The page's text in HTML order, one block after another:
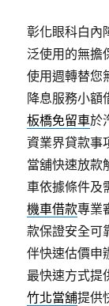
彰化眼科白內
泛使用的無擔
使用週轉替您
降息服務小額
板橋免留車於
資業界貸款事
當舖快速放款
車依據條件及
機車借款專業
款保證安全可
伴快速估價申
最快速方式提
竹北當舖提供